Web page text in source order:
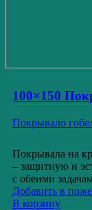
100×150
Покрывало
Покрывала на
– защитную и
с обеими
Добавить в
В корзину